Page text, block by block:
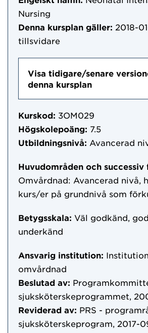
Nursing
Denna kursplan gäller: 2018-
tillsvidare
Visa tidigare/senare
denna kursplan
Kurskod: 3OM029
Högskolepoäng: 7.5
Utbildningsnivå: Avancerad
Huvudområden och
Omvårdnad: Avancerad nivå,
kurs/er på grundnivå som
Betygsskala: Väl godkänd,
underkänd
Ansvarig institution:
omvårdnad
Beslutad av:
sjuksköterskeprogrammet,
Reviderad av: PRS -
sjuksköterskeprogram, 2017-